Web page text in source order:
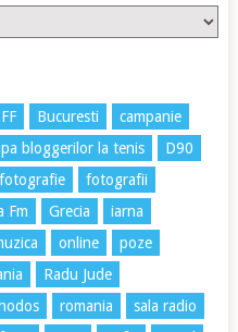
Bucuresti
campanie
bloggerilor la tenis
D90
fotografie
fotografii
Fm Grecia
iarna
online
poze
Radu Jude
romania
sala radio